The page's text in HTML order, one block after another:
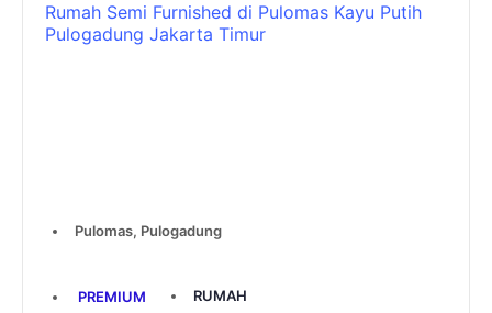
Rumah Semi Furnished di Pulomas Kayu Putih
Pulogadung Jakarta Timur
Pulomas, Pulogadung
PREMIUM
RUMAH